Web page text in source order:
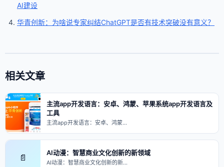
AI建设
华青创新：为啥说专家纠结ChatGPT是否有技术突破没有意义？
相关文章
主流app开发语言：安卓、鸿蒙、苹果系统app开发语言及
工具
主流app开发语言：安卓、鸿蒙…
📄 AI动漫：智慧商业文化创新的新领域
AI动漫：智慧商业文化创新的新…